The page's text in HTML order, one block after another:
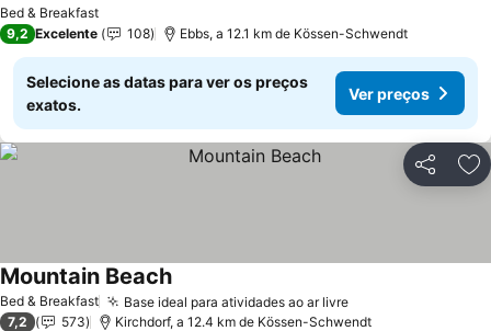
Bed & Breakfast
9,2 Excelente 108 Ebbs, a 12.1 km de Kössen-Schwendt
Selecione as datas para ver os preços
exatos.
Ver preços
Partilhar
Bed & Breakfast Base ideal para atividades ao ar livreVer preços
Mountain BeachVer preços
7,2 573 Kirchdorf, a 12.4 km de Kössen-Schwendt